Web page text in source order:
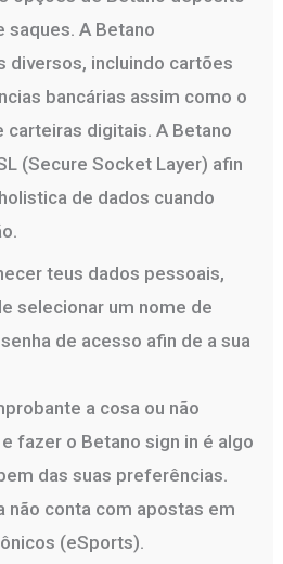
A Betano
diversos, incluindo cartões
bancárias assim como o
carteiras digitais. A Betano
(Secure Socket Layer) afin
de dados cuando
teus dados pessoais,
selecionar um nome de
de acesso afin de a sua
a cosa ou não
fazer o Betano sign in é algo
das suas preferências.
não conta com apostas em
(eSports).